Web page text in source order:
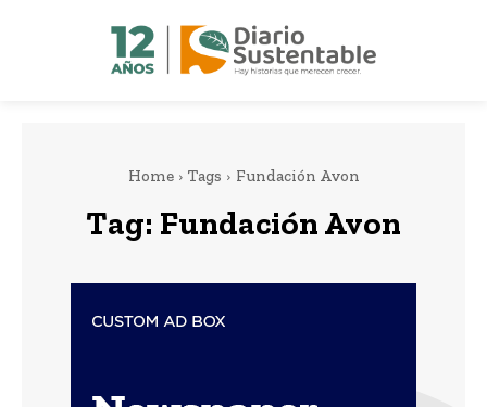
Home Tags Fundación Avon
Tag: Fundación Avon